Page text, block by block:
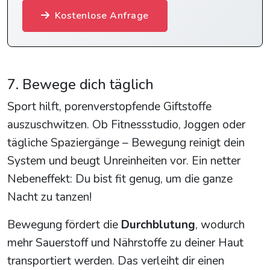
Kostenlose Anfrage
7. Bewege dich täglich
Sport hilft, porenverstopfende Giftstoffe
auszuschwitzen. Ob Fitnessstudio, Joggen oder
tägliche Spaziergänge – Bewegung reinigt dein
System und beugt Unreinheiten vor. Ein netter
Nebeneffekt: Du bist fit genug, um die ganze
Nacht zu tanzen!
Bewegung fördert die Durchblutung, wodurch
mehr Sauerstoff und Nährstoffe zu deiner Haut
transportiert werden. Das verleiht dir einen